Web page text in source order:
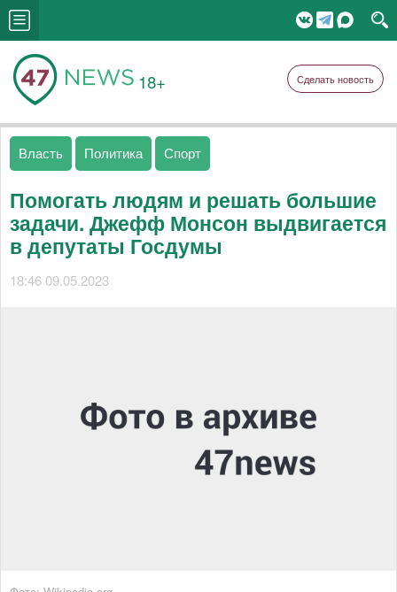
18+ Сделать новость
Власть Политика Спорт
Помогать людям и решать большие
задачи. Джефф Монсон выдвигается
в депутаты Госдумы
18:46 09.05.2023